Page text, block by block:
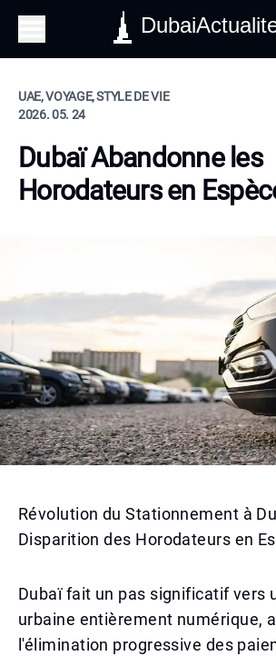
UAE, VOYAGE, STYLE DE VIE
2026. 05. 24
Dubaï Abandonne les
Horodateurs en
Révolution du Stationnement à
Disparition des Horodateurs en
Dubaï fait un pas significatif vers
urbaine entièrement numérique,
l'élimination progressive des